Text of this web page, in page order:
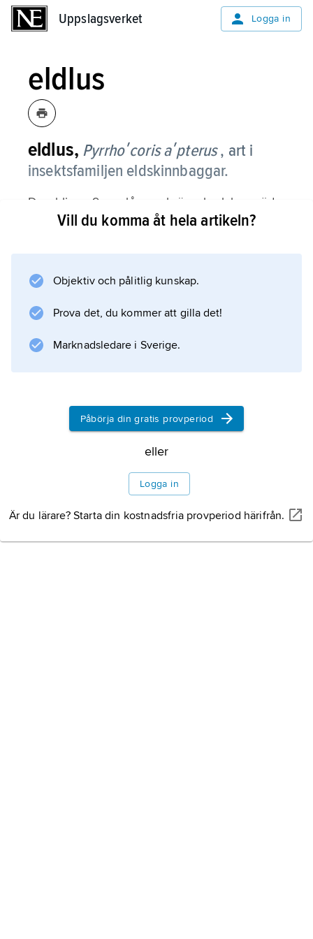
Uppslagsverket Logga in
eldlus
eldlus, Pyrrhoʹcoris aʹpterus, art i
insektsfamiljen eldskinnbaggar.
Den blir ca 9 mm lång och är scharlakansröd
med svart huvud, svarta ben och svarta
vid basen av lindar samt på malvor, vars
ansamlingar. I Sverige förekommer den mest
Vill du komma åt hela artikeln?
Objektiv och pålitlig kunskap.
Prova det, du kommer att gilla det!
Marknadsledare i Sverige.
Påbörja din gratis provperiod
eller
Logga in
Är du lärare? Starta din kostnadsfria provperiod härifrån.